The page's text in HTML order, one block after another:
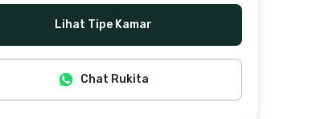
Lihat Tipe Kamar
Chat Rukita